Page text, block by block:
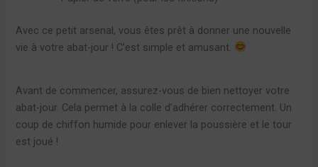
Avec ce petit arsenal, vous êtes prêt à donner une nouvelle
vie à votre abat-jour ! C’est simple et amusant.
Avant de commencer, assurez-vous de bien nettoyer votre
abat-jour. Cela permet à la colle d’adhérer correctement. Un
coup de chiffon humide pour enlever la poussière et le tour
est joué !